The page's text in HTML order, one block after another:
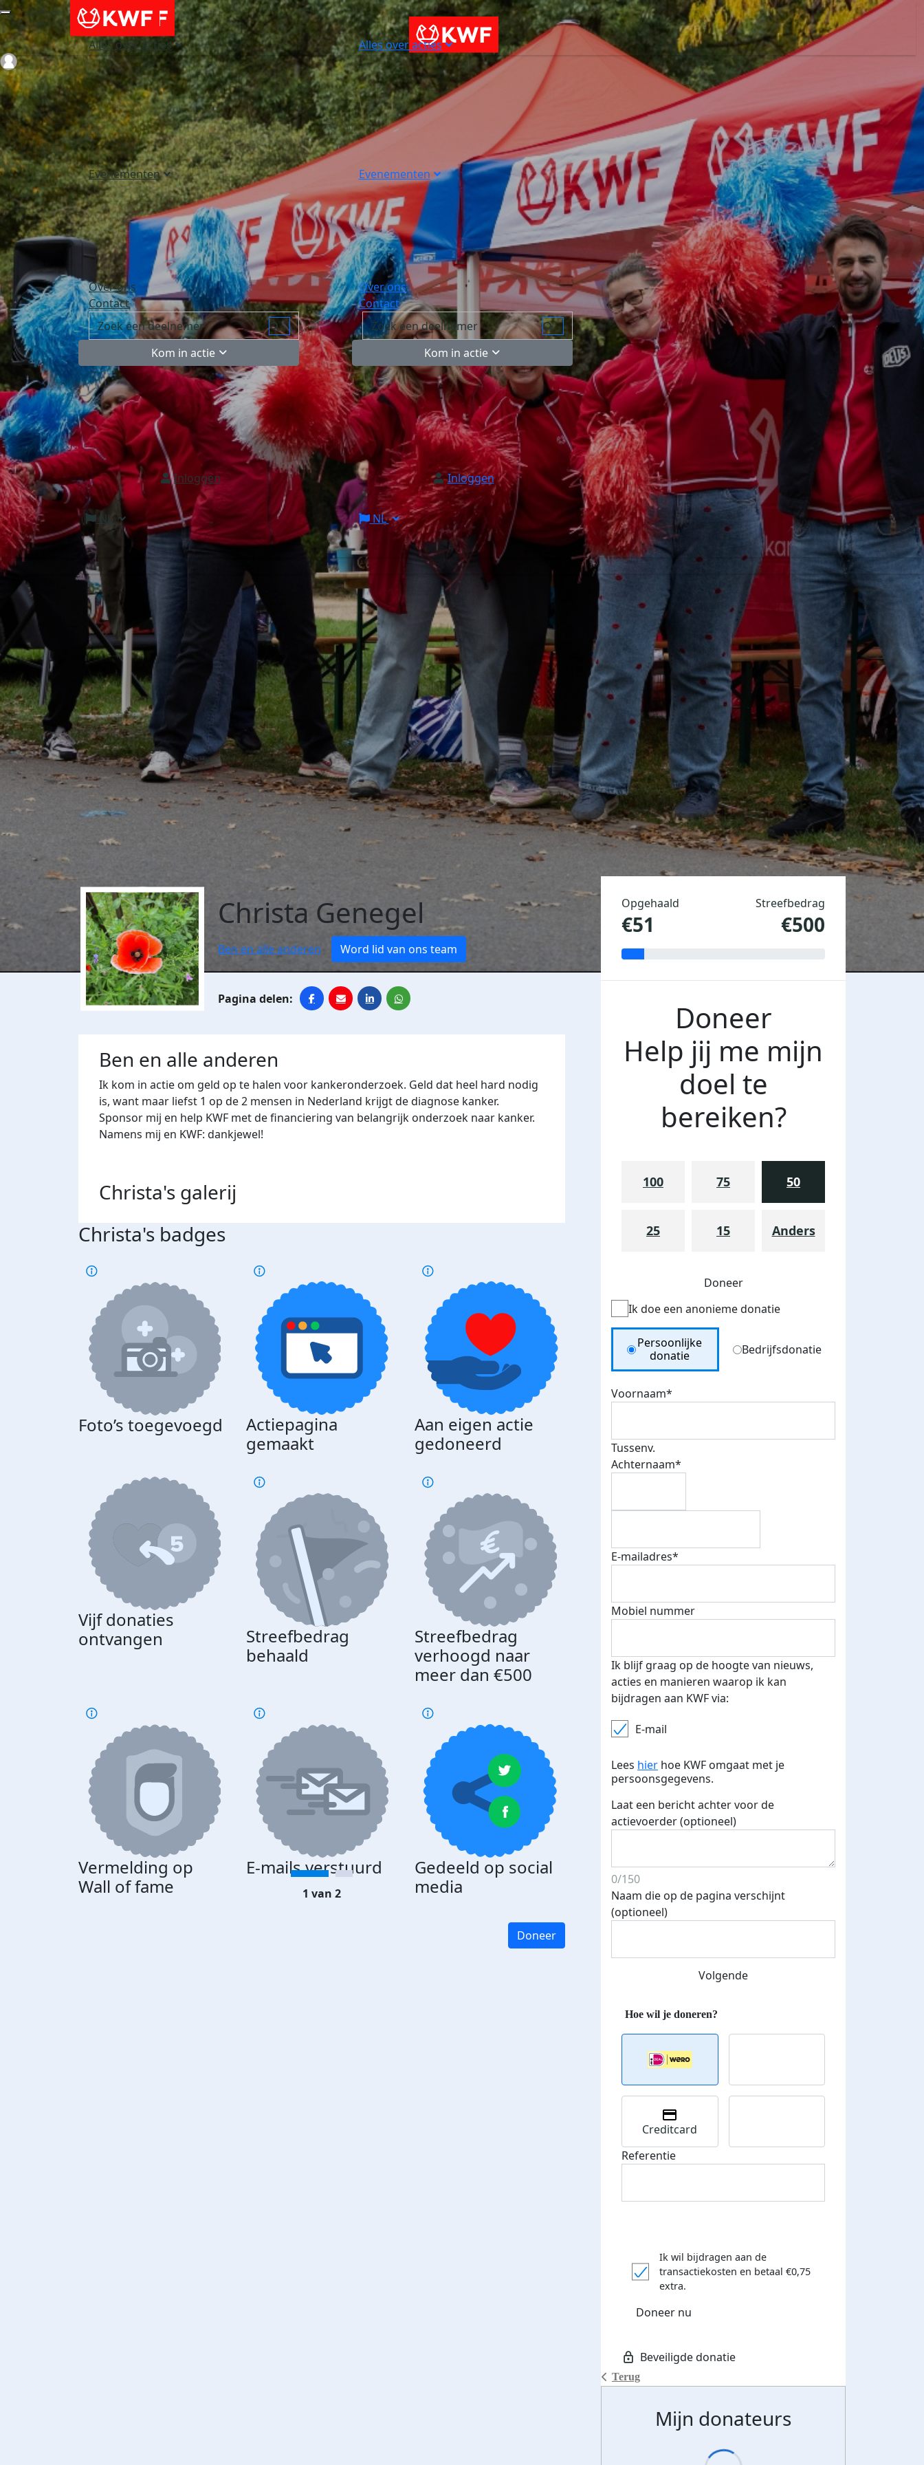
Alles over acties
Evenementen
Over ons
Contact
Kom in actie
Inloggen
NL
Alles over acties
Evenementen
Over ons
Contact
Kom in actie
Inloggen
NL
Login
Christa Genegel
Ben en alle anderen Word lid van ons team
Ben en alle anderen
Ik kom in actie om geld op te halen voor kankeronderzoek. Geld dat heel hard nodig
is, want maar liefst 1 op de 2 mensen in Nederland krijgt de diagnose kanker.
Sponsor mij en help KWF met de financiering van belangrijk onderzoek naar kanker.
Namens mij en KWF: dankjewel!
Christa's galerij
Christa's badges
Foto’s toegevoegd
Actiepagina
gemaakt
Aan eigen actie
gedoneerd
Vijf donaties
ontvangen
Streefbedrag
behaald
Streefbedrag
verhoogd naar
meer dan €500
Vermelding op
Wall of fame
E-mails verstuurd
Gedeeld op social
media
bedankt
1 van 2
Doneer
Opgehaald
€51
Streefbedrag
€500
Doneer
Help jij me mijn
doel te
bereiken?
100 75 50
25 15 Anders
Doneer
Ik doe een anonieme donatie
Donation Type
Persoonlijke
donatie
Bedrijfsdonatie
Voornaam*
Tussenv.
Achternaam*
E-mailadres*
Mobiel nummer
Ik blijf graag op de hoogte van nieuws,
acties en manieren waarop ik kan
bijdragen aan KWF via:
E-mail
Lees hier hoe KWF omgaat met je
persoonsgegevens.
Laat een bericht achter voor de
actievoerder (optioneel)
0/150
Naam die op de pagina verschijnt
(optioneel)
Volgende
Terug
Creditcard
Referentie
Ik wil bijdragen aan de
transactiekosten en betaal €0,75
extra.
Doneer nu
Mijn donateurs